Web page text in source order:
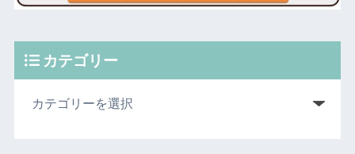
カテゴリー